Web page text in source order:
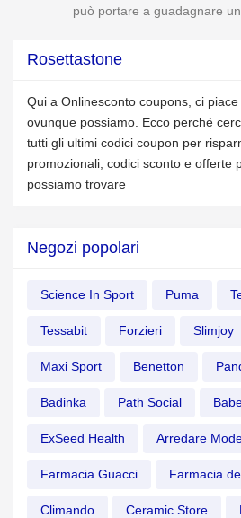
può portare a guadagnare
Rosettastone
Qui a Onlinesconto coupons, ci
ovunque possiamo. Ecco perché
tutti gli ultimi codici coupon per
promozionali, codici sconto e offerte
possiamo trovare
Negozi popolari
Science In Sport Puma
Tessabit Forzieri Slimjoy
Maxi Sport Benetton
Badinka Path Social
ExSeed Health Arredare
Farmacia Guacci Farmacia
Climando Ceramic Store